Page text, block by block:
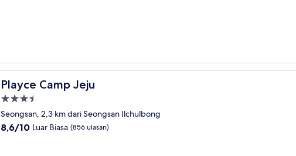
Playce Camp Jeju
Playce Camp Jeju
Properti
bintang
3.5
Seongsan, 2,3 km dari Seongsan Ilchulbong
8.6
8,6/10 Luar Biasa (856 ulasan)